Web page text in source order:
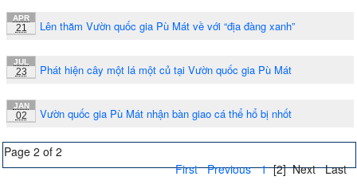
APR
21 Lên thăm Vườn quốc gia Pù Mát về với “địa đàng xanh”
JUL
23 Phát hiện cây một lá một củ tại Vườn quốc gia Pù Mát
JAN
02 Vườn quốc gia Pù Mát nhận bàn giao cá thể hổ bị nhốt
Page 2 of 2
First Previous 1 [2] Next Last